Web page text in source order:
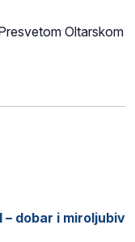
Oltarskom
– dobar i miroljubiv